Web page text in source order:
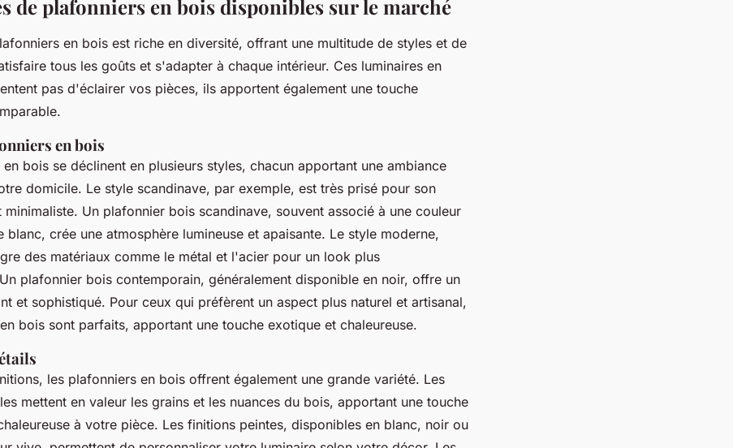
de plafonniers en bois disponibles sur le marché
en bois est riche en diversité, offrant une multitude de styles et de
tous les goûts et s'adapter à chaque intérieur. Ces luminaires en
pas d'éclairer vos pièces, ils apportent également une touche
en bois
bois se déclinent en plusieurs styles, chacun apportant une ambiance
domicile. Le style scandinave, par exemple, est très prisé pour son
minimaliste. Un plafonnier bois scandinave, souvent associé à une couleur
blanc, crée une atmosphère lumineuse et apaisante. Le style moderne,
des matériaux comme le métal et l'acier pour un look plus
plafonnier bois contemporain, généralement disponible en noir, offre un
et sophistiqué. Pour ceux qui préfèrent un aspect plus naturel et artisanal,
bois sont parfaits, apportant une touche exotique et chaleureuse.
les plafonniers en bois offrent également une grande variété. Les
mettent en valeur les grains et les nuances du bois, apportant une touche
à votre pièce. Les finitions peintes, disponibles en blanc, noir ou